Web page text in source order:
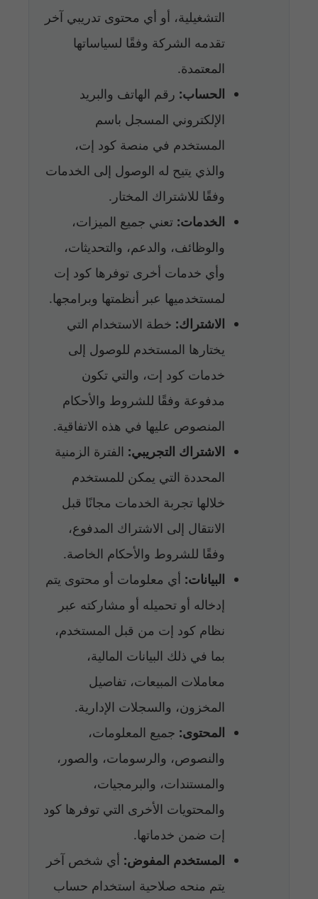
التشغيلية، أو أي محتوى تدريبي آخر
تقدمه الشركة وفقًا لسياساتها
المعتمدة.
الحساب: رقم الهاتف والبريد
الإلكتروني المسجل باسم
المستخدم في منصة كود إت،
والذي يتيح له الوصول إلى الخدمات
وفقًا للاشتراك المختار.
الخدمات: تعني جميع الميزات،
والوظائف، والدعم، والتحديثات،
وأي خدمات أخرى توفرها كود إت
لمستخدميها عبر أنظمتها وبرامجها.
الاشتراك: خطة الاستخدام التي
يختارها المستخدم للوصول إلى
خدمات كود إت، والتي تكون
مدفوعة وفقًا للشروط والأحكام
المنصوص عليها في هذه الاتفاقية.
الاشتراك التجريبي: الفترة الزمنية
المحددة التي يمكن للمستخدم
خلالها تجربة الخدمات مجانًا قبل
الانتقال إلى الاشتراك المدفوع،
وفقًا للشروط والأحكام الخاصة.
البيانات: أي معلومات أو محتوى يتم
إدخاله أو تحميله أو مشاركته عبر
نظام كود إت من قبل المستخدم،
بما في ذلك البيانات المالية،
معاملات المبيعات، تفاصيل
المخزون، والسجلات الإدارية.
المحتوى: جميع المعلومات،
والنصوص، والرسومات، والصور،
والمستندات، والبرمجيات،
والمحتويات الأخرى التي توفرها كود
إت ضمن خدماتها.
المستخدم المفوض: أي شخص آخر
يتم منحه صلاحية استخدام حساب